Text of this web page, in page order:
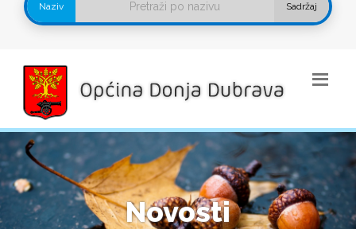
Naziv Sadržaj
Novosti